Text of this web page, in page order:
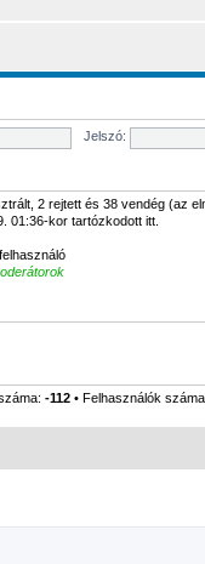
Jelszó:
2 rejtett és 38 vendég (az
01:36-kor tartózkodott itt.
-112 • Felhasználók